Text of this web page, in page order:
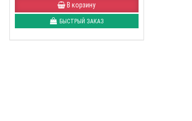
В корзину
БЫСТРЫЙ ЗАКАЗ